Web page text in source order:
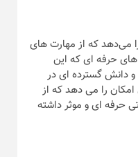
می‌دهد که از مهارت‌ های
های حرفه‌ ای که این
و دانش گسترده ای در
امکان را می‌ دهد که از
حرفه‌ ای و موثر داشته